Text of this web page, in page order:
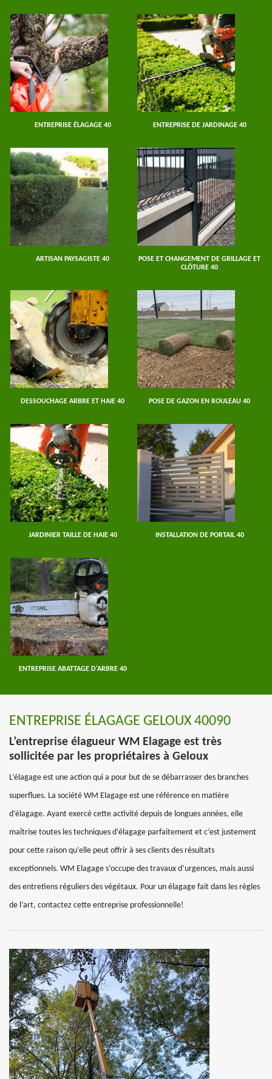
ENTREPRISE ÉLAGAGE 40 ENTREPRISE DE JARDINAGE 40
ARTISAN PAYSAGISTE 40
POSE ET CHANGEMENT DE GRILLAGE ET
CLÔTURE 40
DESSOUCHAGE ARBRE ET HAIE 40 POSE DE GAZON EN ROULEAU 40
JARDINIER TAILLE DE HAIE 40 INSTALLATION DE PORTAIL 40
ENTREPRISE ABATTAGE D'ARBRE 40
ENTREPRISE ÉLAGAGE GELOUX 40090
L’entreprise élagueur WM Elagage est très
sollicitée par les propriétaires à Geloux
L’élagage est une action qui a pour but de se débarrasser des branches
superflues. La société WM Elagage est une référence en matière
d’élagage. Ayant exercé cette activité depuis de longues années, elle
maîtrise toutes les techniques d’élagage parfaitement et c’est justement
pour cette raison qu’elle peut offrir à ses clients des résultats
exceptionnels. WM Elagage s’occupe des travaux d’urgences, mais aussi
des entretiens réguliers des végétaux. Pour un élagage fait dans les règles
de l’art, contactez cette entreprise professionnelle!